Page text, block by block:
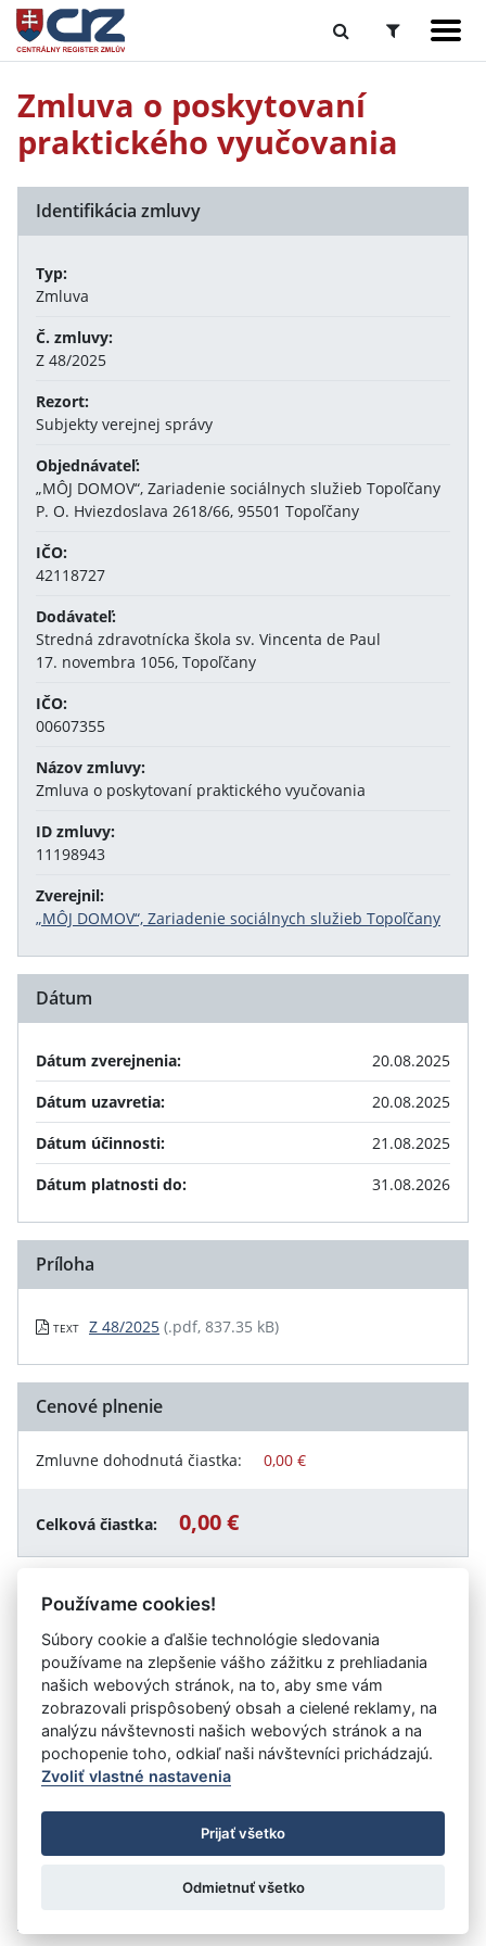
Zmluva o poskytovaní
praktického vyučovania
Identifikácia zmluvy
Typ:
Zmluva
Č. zmluvy:
Z 48/2025
Rezort:
Subjekty verejnej správy
Objednávateľ:
„MÔJ DOMOV“, Zariadenie sociálnych služieb Topoľčany
P. O. Hviezdoslava 2618/66, 95501 Topoľčany
IČO:
42118727
Dodávateľ:
Stredná zdravotnícka škola sv. Vincenta de Paul
17. novembra 1056, Topoľčany
IČO:
00607355
Názov zmluvy:
Zmluva o poskytovaní praktického vyučovania
ID zmluvy:
11198943
Zverejnil:
„MÔJ DOMOV“, Zariadenie sociálnych služieb Topoľčany
Dátum
Dátum zverejnenia:
20.08.2025
Dátum uzavretia:
20.08.2025
Dátum účinnosti:
21.08.2025
Dátum platnosti do:
31.08.2026
Príloha
TEXT Z 48/2025 (.pdf, 837.35 kB)
Cenové plnenie
Zmluvne dohodnutá čiastka: 0,00 €
Celková čiastka: 0,00 €
Vystavil:„MÔJ DOMOV“, Zariadenie sociálnych služieb
Topoľčany
Úrad vlády SR
- Všetky práva vyhradené
Prehlásenie o prístupnosti
Zmluvy do 31.12.2010
Nastavenia cookies
: Aglo Solutions
Používame cookies!
Súbory cookie a ďalšie technológie sledovania
používame na zlepšenie vášho zážitku z prehliadania
našich webových stránok, na to, aby sme vám
zobrazovali prispôsobený obsah a cielené reklamy, na
analýzu návštevnosti našich webových stránok a na
pochopenie toho, odkiaľ naši návštevníci prichádzajú.
Zvoliť vlastné nastavenia
Prijať všetko
Odmietnuť všetko